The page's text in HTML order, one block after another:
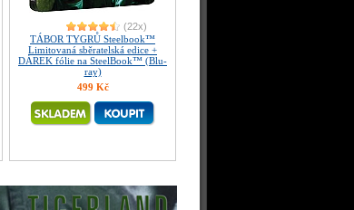
(22x)
TÁBOR TYGRŮ Steelbook™
Limitovaná sběratelská edice +
DÁREK fólie na SteelBook™ (Blu-
ray)
499 Kč